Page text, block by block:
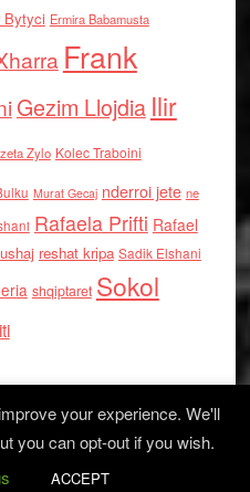
Bytyci Ermira Babamusta
Frank
Gezim Llojdia Ilir
Zylo Kolec Traboini
Murat Gecaj nderroi jete ne
Rafaela Prifti Rafael
reshat kripa Sadik Elshani
shqiptaret Sokol
in
your experience. We'll
you can opt-out if you wish.
ACCEPT